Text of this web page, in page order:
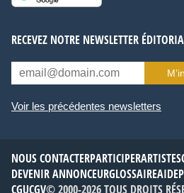
RECEVEZ NOTRE NEWSLETTER
Voir les précédentes newsletters
NOUS CONTACTERPARTICIPERARTISTES
DEVENIR ANNONCEURGLOSSAIREAIDE
CGUCGV© 2000-2026 TOUS DROITS